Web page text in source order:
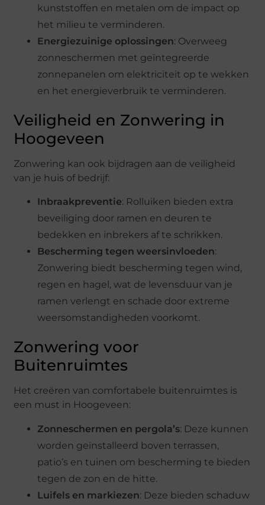
kunststoffen en metalen om de impact op
het milieu te verminderen.
Energiezuinige oplossingen: Overweeg
zonneschermen met geïntegreerde
zonnepanelen om elektriciteit op te wekken
en het energieverbruik te verminderen.
Veiligheid en Zonwering in
Hoogeveen
Zonwering kan ook bijdragen aan de veiligheid
van je huis of bedrijf:
Inbraakpreventie: Rolluiken bieden extra
beveiliging door ramen en deuren te
bedekken en inbrekers af te schrikken.
Bescherming tegen weersinvloeden:
Zonwering biedt bescherming tegen wind,
regen en hagel, wat de levensduur van je
ramen verlengt en schade door extreme
weersomstandigheden voorkomt.
Zonwering voor
Buitenruimtes
Het creëren van comfortabele buitenruimtes is
een must in Hoogeveen:
Zonneschermen en pergola’s: Deze kunnen
worden geïnstalleerd boven terrassen,
patio’s en tuinen om bescherming te bieden
tegen de zon en de hitte.
Luifels en markiezen: Deze bieden schaduw